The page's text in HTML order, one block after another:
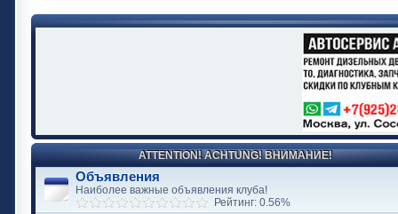
ATTENTION! ACHTUNG! ВНИМАНИЕ!
Объявления
Наиболее важные объявления клуба!
Рейтинг: 0.56%